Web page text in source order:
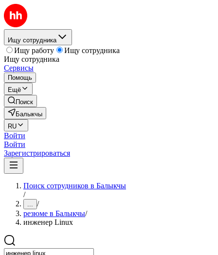
Ищу сотрудника
Ищу работу
Ищу сотрудника
Ищу сотрудника
Сервисы
Помощь
Ещё
Поиск
Балыкчы
RU
Войти
Войти
Зарегистрироваться
Поиск сотрудников в Балыкчы
/
... /
резюме в Балыкчы/
инженер Linux